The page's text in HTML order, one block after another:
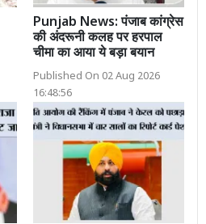
Punjab News: पंजाब कांग्रेस
की अंदरूनी कलह पर हरपाल
चीमा का आया ये बड़ा बयान
Published On 02 Aug 2026
16:48:56